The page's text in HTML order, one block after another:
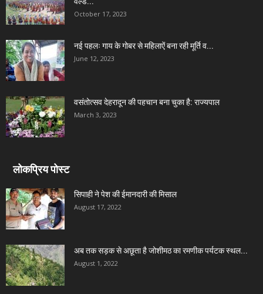
October 17, 2023
नई पहलः गाय के गोबर से महिलाऐं बना रही मूर्ति व...
June 12, 2023
वसंतोत्सव देहरादून की पहचान बना चुका है: राज्यपाल
March 3, 2023
लोकप्रिय पोस्ट
सिपाही ने पेश की ईमानदारी की मिसाल
August 17, 2022
अब तक सड़क से अछूता है जोशीमठ का रमणीक पर्यटक स्थल...
August 1, 2022